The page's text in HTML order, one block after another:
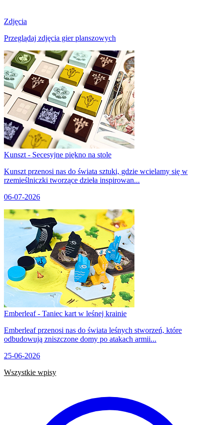
Zdjęcia
Przeglądaj zdjęcia gier planszowych
Kunszt - Secesyjne piękno na stole
Kunszt przenosi nas do świata sztuki, gdzie wcielamy się w
rzemieślniczki tworzące dzieła inspirowan...
06-07-2026
Emberleaf - Taniec kart w leśnej krainie
Emberleaf przenosi nas do świata leśnych stworzeń, które
odbudowują zniszczone domy po atakach armii...
25-06-2026
Wszystkie wpisy